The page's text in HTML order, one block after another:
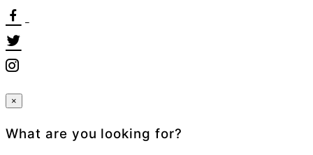
×
What are you looking for?